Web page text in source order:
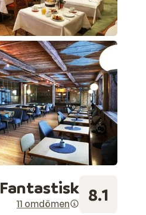
Fantastisk
11 omdömen 8.1